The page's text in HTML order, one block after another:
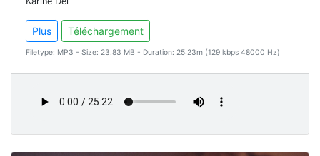
Plus Téléchargement
Filetype: MP3 - Size: 23.83 MB - Duration: 25:23m (129 kbps 48000 Hz)